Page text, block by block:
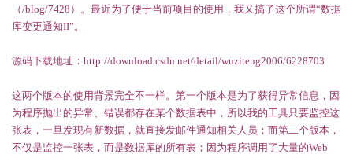
（/blog/7428）。最近为了便于当前项目的使用，我又搞了这个所谓“数据
库变更通知II”。
源码下载地址：http://download.csdn.net/detail/wuziteng2006/6228703
这两个版本的使用背景完全不一样。第一个版本是为了获得异常信息，因
为程序抛出的异常、错误都存在某个数据表中，所以我的工具只要监控这
张表，一旦发现有新数据，就直接发邮件通知相关人员；而第二个版本，
不仅是监控一张表，而是数据库的所有表；因为程序调用了大量的Web